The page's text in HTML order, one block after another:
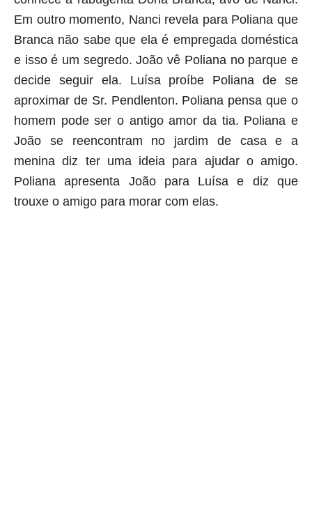
Em outro momento, Nanci revela para Poliana que
Branca não sabe que ela é empregada doméstica
e isso é um segredo. João vê Poliana no parque e
decide seguir ela. Luísa proíbe Poliana de se
aproximar de Sr. Pendlenton. Poliana pensa que o
homem pode ser o antigo amor da tia. Poliana e
João se reencontram no jardim de casa e a
menina diz ter uma ideia para ajudar o amigo.
Poliana apresenta João para Luísa e diz que
trouxe o amigo para morar com elas.